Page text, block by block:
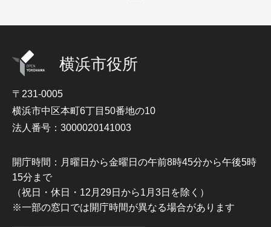
横浜市役所
〒231-0005
横浜市中区本町6丁目50番地の10
法人番号：3000020141003
開庁時間：月曜日から金曜日の午前8時45分から午後5時
15分まで
（祝日・休日・12月29日から1月3日を除く）
※一部の窓口では開庁時間が異なる場合があります